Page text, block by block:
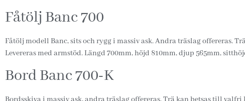
Fåtölj Banc 700
Fåtölj modell Banc, sits och rygg i massiv ask. Andra träslag offereras.
Levereras med armstöd. Längd 700mm, höjd 810mm, djup 565mm,
Bord Banc 700-K